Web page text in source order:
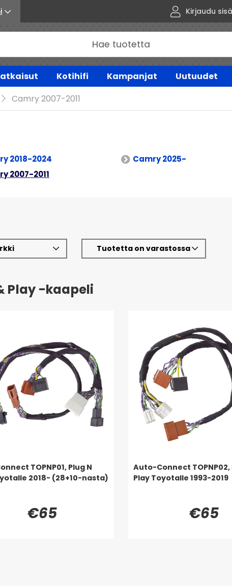
Kirjaudu
Kotihifi Kampanjat Uutuudet
Camry 2007-2011
2018-2024 Camry 2025-
2007-2011
Tuotetta on varastossa
Play -kaapeli
TOPNP01, Plug N
2018- (28+10-nasta)
€65
Auto-Connect TOPNP02,
Play Toyotalle 1993-2019
€65